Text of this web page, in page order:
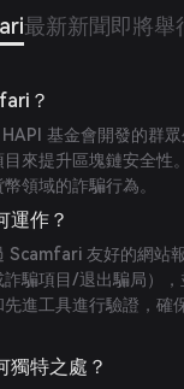
最新新聞即將舉
？
基金會開發的群
來提升區塊鏈安全性
領域的詐騙行為。
運作？
Scamfari 友好的網站
騙項目/退出騙局）
進工具進行驗證，確
的區塊鏈生態系統。
獨特之處？